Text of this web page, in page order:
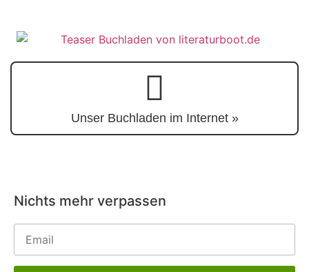
Unser Buchladen im Internet »
Nichts mehr verpassen